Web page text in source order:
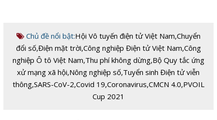
Chủ đề nổi bật:Hội Vô tuyến điện tử Việt Nam,Chuyển
đổi số,Điện mặt trời,Công nghiệp Điện tử Việt Nam,Công
nghiệp Ô tô Việt Nam,Thu phí không dừng,Bộ Quy tắc ứng
xử mạng xã hội,Nông nghiệp số,Tuyển sinh Điện tử viễn
thông,SARS-CoV-2,Covid 19,Coronavirus,CMCN 4.0,PVOIL
Cup 2021